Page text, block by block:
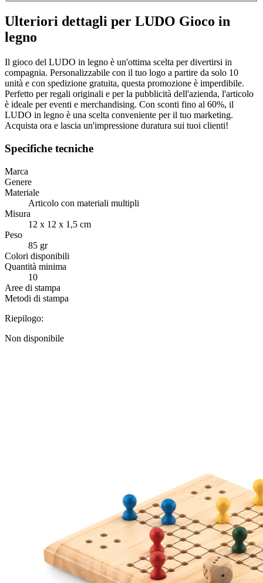
Ulteriori dettagli per LUDO Gioco in
legno
Il gioco del LUDO in legno è un'ottima scelta per divertirsi in
compagnia. Personalizzabile con il tuo logo a partire da solo 10
unità e con spedizione gratuita, questa promozione è imperdibile.
Perfetto per regali originali e per la pubblicità dell'azienda, l'articolo
è ideale per eventi e merchandising. Con sconti fino al 60%, il
LUDO in legno è una scelta conveniente per il tuo marketing.
Acquista ora e lascia un'impressione duratura sui tuoi clienti!
Specifiche tecniche
Marca
Genere
Materiale
Articolo con materiali multipli
Misura
12 x 12 x 1,5 cm
Peso
85 gr
Colori disponibili
Quantità minima
10
Aree di stampa
Metodi di stampa
Riepilogo:
Non disponibile